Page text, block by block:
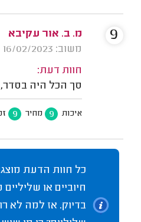
מ. ב. אור עקיבא
משוב: 16/02/2023
חוות דעת:
סך הכל היה בסדר,
איכות 9 מחיר 9
9
כל חוות הדעת
חיוביים או
בדיוק. אז למה לא